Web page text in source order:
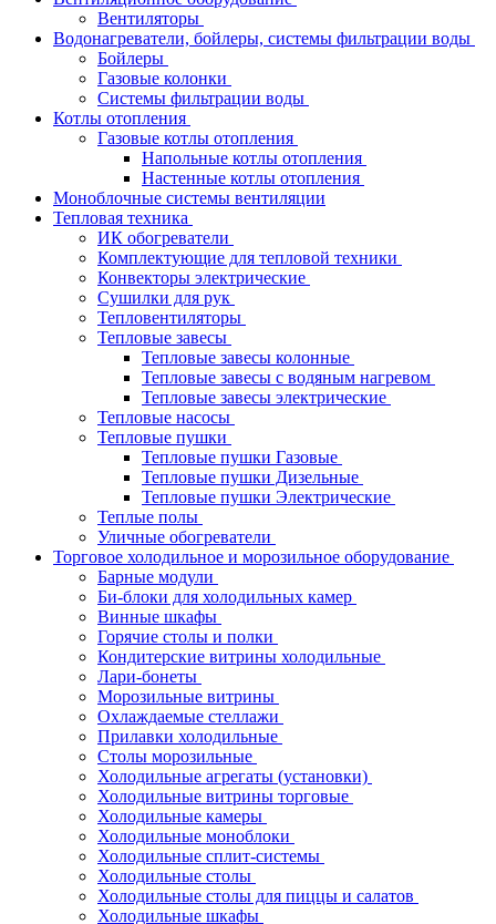
Вентиляторы
Водонагреватели, бойлеры, системы фильтрации воды
Бойлеры
Газовые колонки
Системы фильтрации воды
Котлы отопления
Газовые котлы отопления
Напольные котлы отопления
Настенные котлы отопления
Моноблочные системы вентиляции
Тепловая техника
ИК обогреватели
Комплектующие для тепловой техники
Конвекторы электрические
Сушилки для рук
Тепловентиляторы
Тепловые завесы
Тепловые завесы колонные
Тепловые завесы с водяным нагревом
Тепловые завесы электрические
Тепловые насосы
Тепловые пушки
Тепловые пушки Газовые
Тепловые пушки Дизельные
Тепловые пушки Электрические
Теплые полы
Уличные обогреватели
Торговое холодильное и морозильное оборудование
Барные модули
Би-блоки для холодильных камер
Винные шкафы
Горячие столы и полки
Кондитерские витрины холодильные
Лари-бонеты
Морозильные витрины
Охлаждаемые стеллажи
Прилавки холодильные
Столы морозильные
Холодильные агрегаты (установки)
Холодильные витрины торговые
Холодильные камеры
Холодильные моноблоки
Холодильные сплит-системы
Холодильные столы
Холодильные столы для пиццы и салатов
Холодильные шкафы